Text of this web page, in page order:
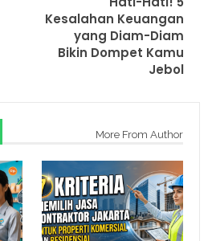
Kesalahan Keuangan
yang Diam-Diam
Bikin Dompet Kamu
Jebol
More From Author